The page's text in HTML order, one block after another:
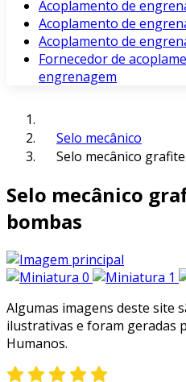
Acoplamento de
Acoplamento de
Acoplamento de
Fornecedor de
engrenagem
Selo mecânico
Selo mecânico
Selo mecânico
bombas
Algumas imagens deste site
ilustrativas e foram geradas
Humanos.